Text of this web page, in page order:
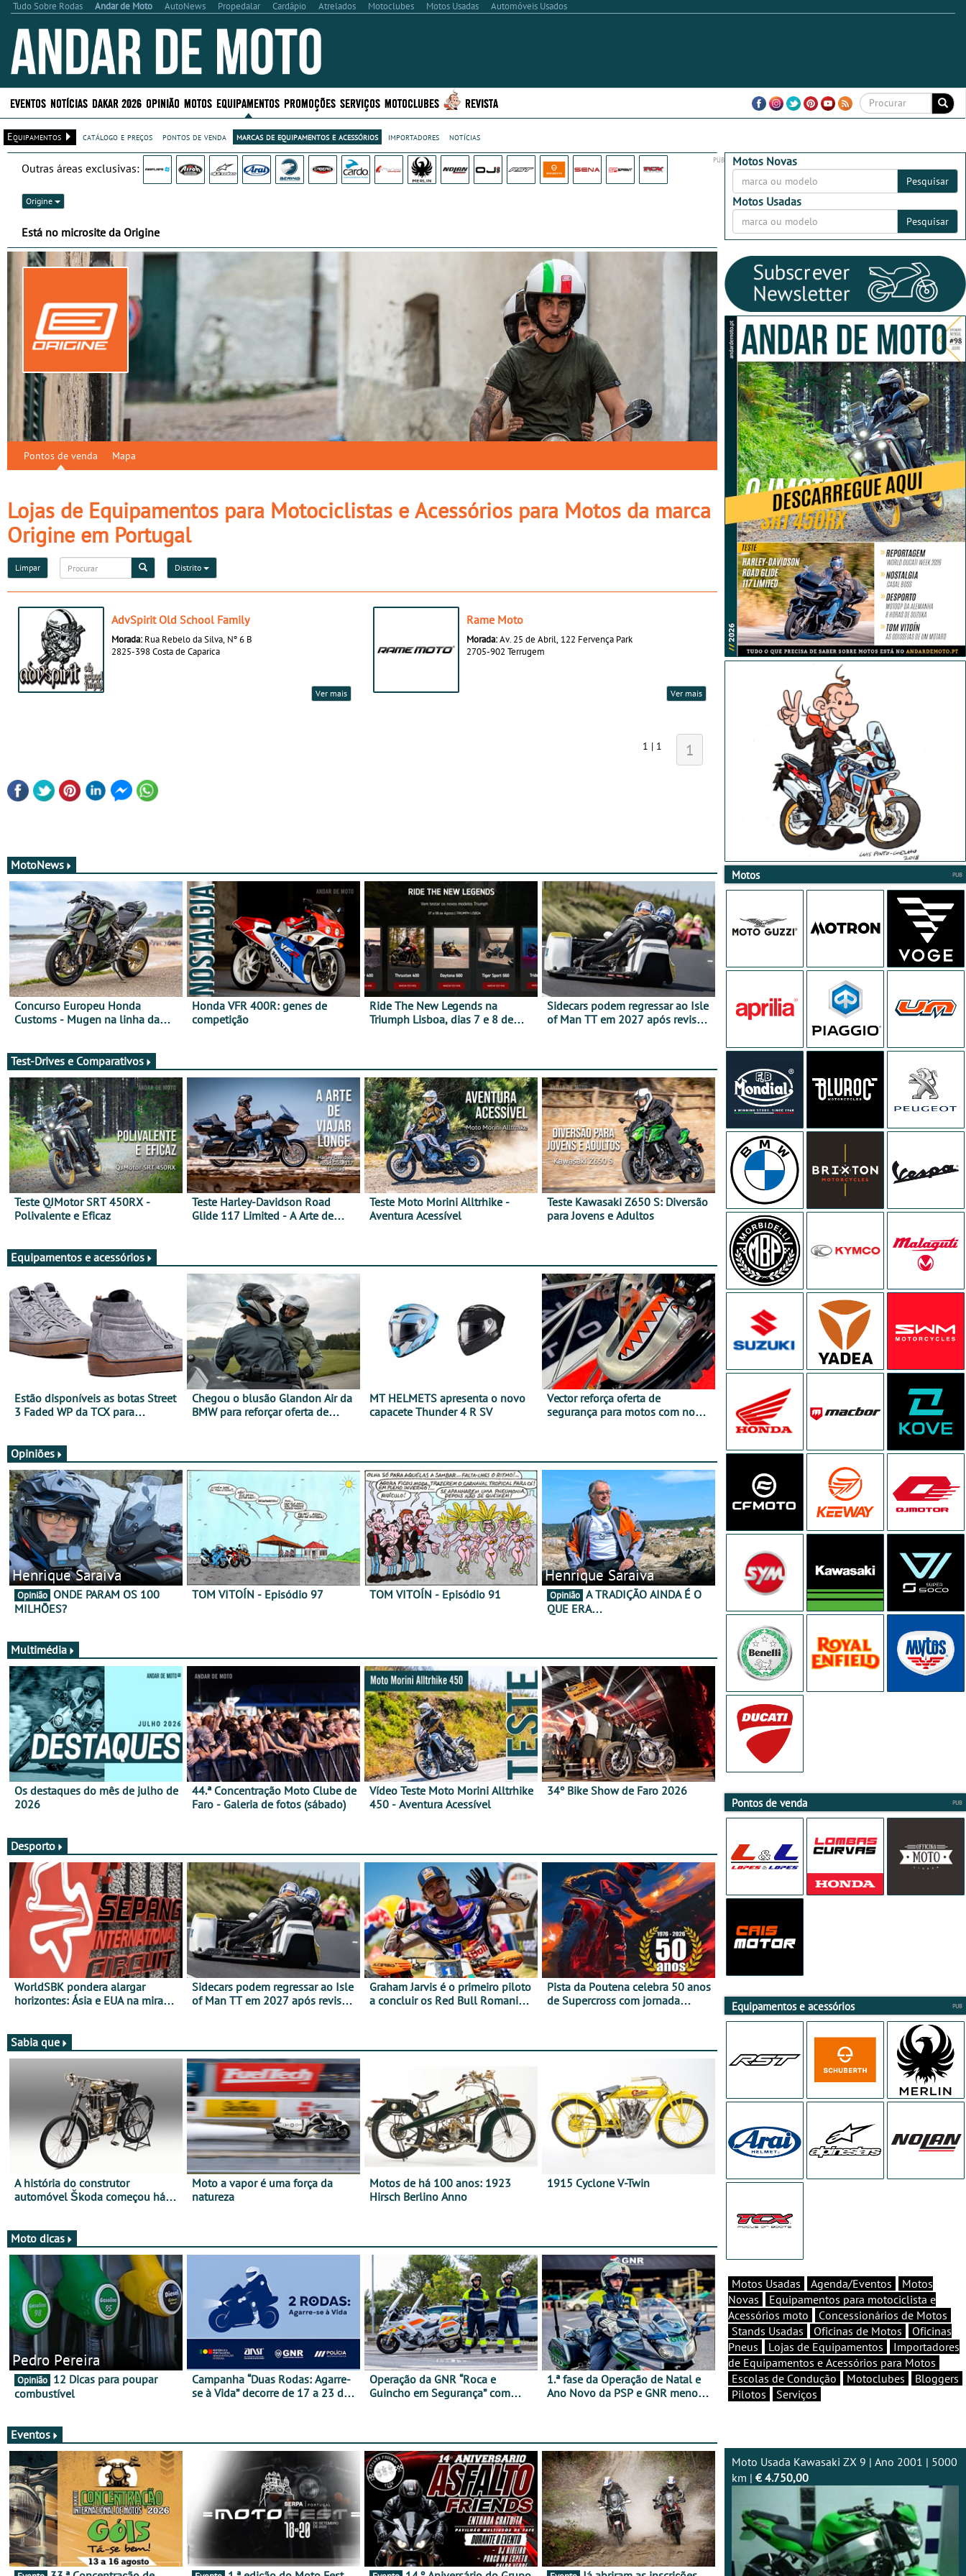
Tudo Sobre Rodas Andar de Moto AutoNews Propedalar Cardápio Atrelados Motoclubes Motos Usadas Automóveis Usados
EVENTOS NOTÍCIAS DAKAR 2026 OPINIÃO MOTOS EQUIPAMENTOS PROMOÇÕES SERVIÇOS MOTOCLUBES REVISTA
Equipamentos catálogo e preços pontos de venda marcas de equipamentos e acessórios importadores notícias
Outras áreas exclusivas:
Origine
Está no microsite da Origine
Pontos de venda Mapa
Lojas de Equipamentos para Motociclistas e Acessórios para Motos da marca
Origine em Portugal
Limpar Distrito
AdvSpirit Old School Family
Morada: Rua Rebelo da Silva, Nº 6 B
2825-398 Costa de Caparica
Ver mais
Rame Moto
Morada:Av. 25 de Abril, 122 Fervença Park
2705-902 Terrugem
Ver mais
1 | 1 1
MotoNews
Concurso Europeu Honda
Customs - Mugen na linha da
Honda VFR 400R: genes de
competição
Ride The New Legends na
Triumph Lisboa, dias 7 e 8 de
Sidecars podem regressar ao Isle
of Man TT em 2027 após revisão
Test-Drives e Comparativos
Teste QJMotor SRT 450RX -
Polivalente e Eficaz
Teste Harley-Davidson Road
Glide 117 Limited - A Arte de
Teste Moto Morini Alltrhike -
Aventura Acessível
Teste Kawasaki Z650 S: Diversão
para Jovens e Adultos
Equipamentos e acessórios
Estão disponíveis as botas Street
3 Faded WP da TCX para
Chegou o blusão Glandon Air da
BMW para reforçar oferta de
MT HELMETS apresenta o novo
capacete Thunder 4 R SV
Vector reforça oferta de
segurança para motos com nova
Opiniões
Henrique Saraiva
Opinião
MILHÕES?
TOM VITOÍN - Episódio 97 TOM VITOÍN - Episódio 91
Henrique Saraiva
Opinião
QUE ERA…
Multimédia
Os destaques do mês de julho de
2026
44.ª Concentração Moto Clube de
Faro - Galeria de fotos (sábado)
Vídeo Teste Moto Morini Alltrhike
450 - Aventura Acessível
34º Bike Show de Faro 2026
Desporto
WorldSBK pondera alargar
horizontes: Ásia e EUA na mira
Sidecars podem regressar ao Isle
of Man TT em 2027 após revisão
Graham Jarvis é o primeiro piloto
a concluir os Red Bull Romaniacs
Pista da Poutena celebra 50 anos
de Supercross com jornada
Sabia que
A história do construtor
automóvel Škoda começou há
Moto a vapor é uma força da
natureza
Motos de há 100 anos: 1923
Hirsch Berlino Anno
1915 Cyclone V-Twin
Moto dicas
Pedro Pereira
Opinião
combustível
Campanha “Duas Rodas: Agarre-
se à Vida” decorre de 17 a 23 de
Operação da GNR “Roca e
Guincho em Segurança” com
1.ª fase da Operação de Natal e
Ano Novo da PSP e GNR menos
Eventos
Motos Novas
Pesquisar
Motos Usadas
Pesquisar
Motos
Pontos de venda
Equipamentos e acessórios
Motos Usadas Agenda/Eventos
Motos
Novas
Equipamentos para motociclista e
Acessórios moto
Concessionários de Motos
Stands Usadas
Oficinas de Motos
Oficinas
Pneus
Lojas de Equipamentos
Importadores
de Equipamentos e Acessórios para Motos
Escolas de Condução
Motoclubes
Bloggers
Pilotos
Serviços
Moto Usada Kawasaki ZX 9 | Ano 2001 | 5000
km | € 4.750,00